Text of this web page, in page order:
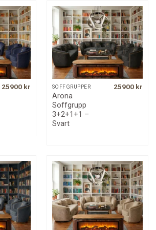
25900 kr SOFFGRUPPER
Arona
Soffgrupp
3+2+1+1 –
Svart
25900 kr